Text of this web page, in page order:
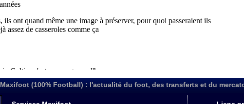
Maxifoot (100% Football) : l'actualité du foot, des transferts et du